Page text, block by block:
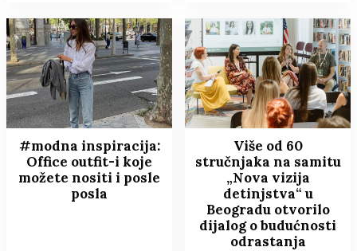
#modna inspiracija:
Office outfit-i koje
možete nositi i posle
posla
Više od 60
stručnjaka na samitu
„Nova vizija
detinjstva“ u
Beogradu otvorilo
dijalog o budućnosti
odrastanja